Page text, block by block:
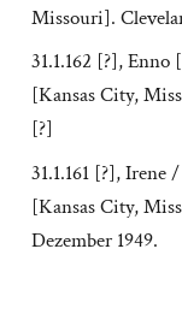
Missouri].
31.1.162 [?],
[Kansas City,
[?]
31.1.161 [?],
[Kansas City,
Dezember 1949.